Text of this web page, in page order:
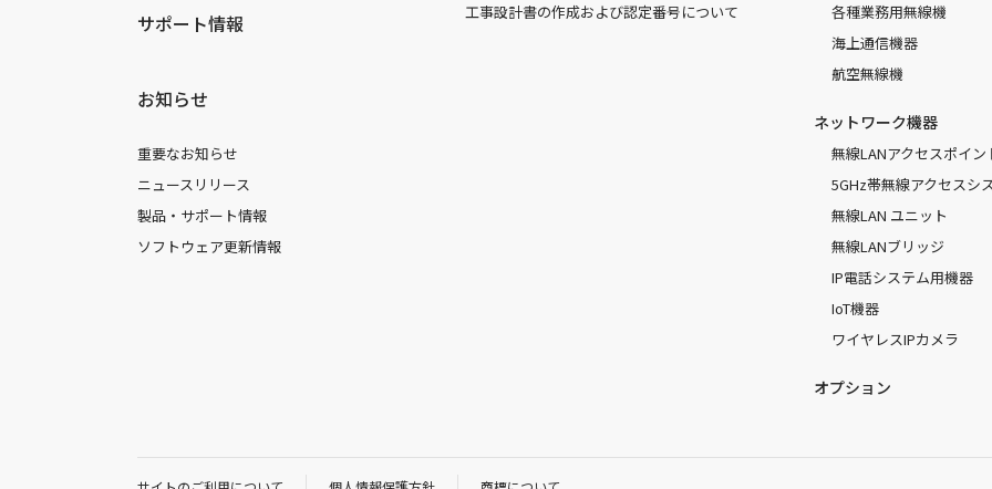
サポート情報
お知らせ
重要なお知らせ
ニュースリリース
製品・サポート情報
ソフトウェア更新情報
工事設計書の作成および認定番号について
各種業務用無線機
海上通信機器
航空無線機
ネットワーク機器
無線LANアクセスポイン
5GHz帯無線アクセスシ
無線LAN ユニット
無線LANブリッジ
IP電話システム用機器
IoT機器
ワイヤレスIPカメラ
オプション